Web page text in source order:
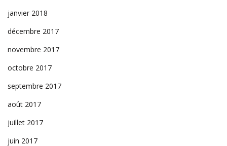
janvier 2018
décembre 2017
novembre 2017
octobre 2017
septembre 2017
août 2017
juillet 2017
juin 2017